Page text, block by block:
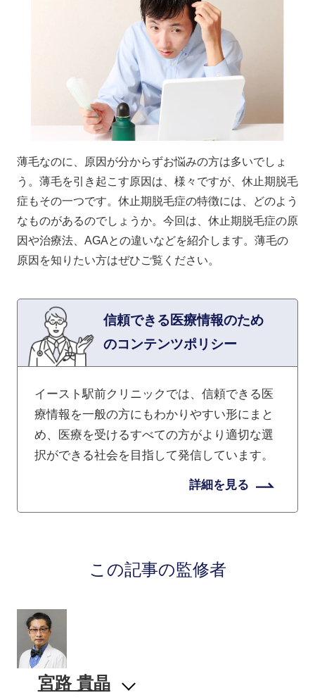
薄毛なのに、原因が分からずお悩みの方は多いでしょ
う。薄毛を引き起こす原因は、様々ですが、休止期脱毛
症もその一つです。休止期脱毛症の特徴には、どのよう
なものがあるのでしょうか。今回は、休止期脱毛症の原
因や治療法、AGAとの違いなどを紹介します。薄毛の
原因を知りたい方はぜひご覧ください。
信頼できる医療情報のため
のコンテンツポリシー
イースト駅前クリニックでは、信頼できる医
療情報を一般の方にもわかりやすい形にまと
め、医療を受けるすべての方がより適切な選
択ができる社会を目指して発信しています。
詳細を見る
この記事の監修者
宮路 貴晶